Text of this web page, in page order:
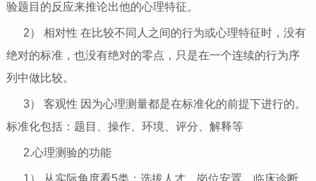
验题目的反应来推论出他的心理特征。
2） 相对性 在比较不同人之间的行为或心理特征时，没有
绝对的标准，也没有绝对的零点，只是在一个连续的行为序
列中做比较。
3） 客观性 因为心理测量都是在标准化的前提下进行的。
标准化包括：题目、操作、环境、评分、解释等
2.心理测验的功能